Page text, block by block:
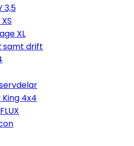
3,5
XL
samt drift
4x4